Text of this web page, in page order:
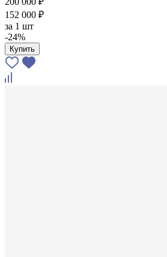
152 000 ₽
за 1 шт
-24%
Купить